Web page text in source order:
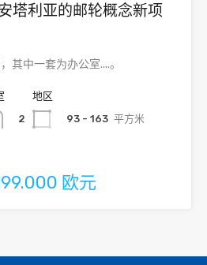
塔利亚的邮轮概念新项
其中一套为办公室....。
2
地区
93 - 163 平方米
欧元